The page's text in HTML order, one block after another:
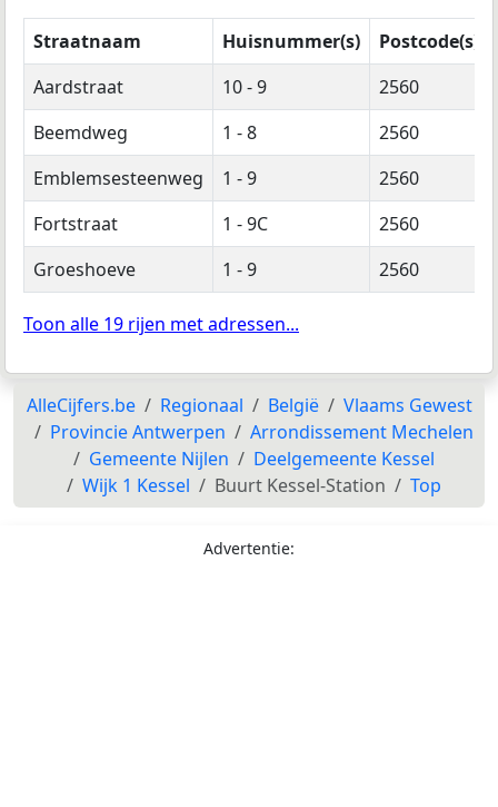
Straatnaam Huisnummer(s)
Postcode(s)
Aardstraat
10 - 9
2560
Beemdweg
1 - 8
2560
Emblemsesteenweg
1 - 9
2560
Fortstraat
1 - 9C
2560
Groeshoeve
1 - 9 2560
Toon alle 19 rijen met adressen...
AlleCijfers.be Regionaal België
Vlaams Gewest
Provincie Antwerpen
Arrondissement Mechelen
Gemeente Nijlen
Deelgemeente Kessel
Wijk 1 Kessel
Buurt Kessel-Station Top
Advertentie: